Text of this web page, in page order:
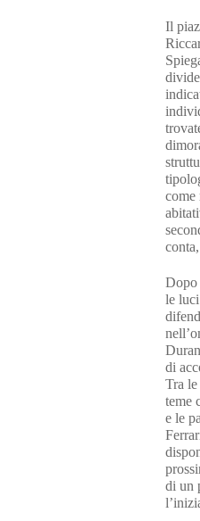
Il
come
Dopo
le
di
Tra
teme
e le
di un